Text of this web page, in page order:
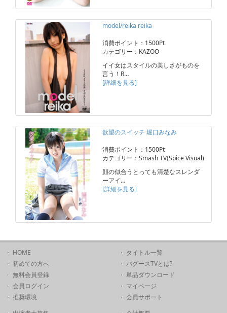
model/reika reika
消費ポイント：1500Pt
カテゴリー：KAZOO
イイ女はスタイルの美しさがものを
言う！R…
[詳細を見る]
欲望のスイッチ 堀口みなみ
消費ポイント：1500Pt
カテゴリー：Smash TV(Spice Visual)
顔の似合うとっても清楚なスレンダ
ーアイ…
[詳細を見る]
HOME
初めての方へ
無料会員登録
会員ログイン
推奨環境
タイトル一覧
バグースTVとは?
単品ダウンロード
マイページ
会員サポート